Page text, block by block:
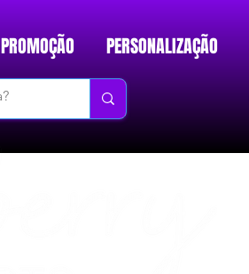
PROMOÇÃO PERSONALIZAÇÃO